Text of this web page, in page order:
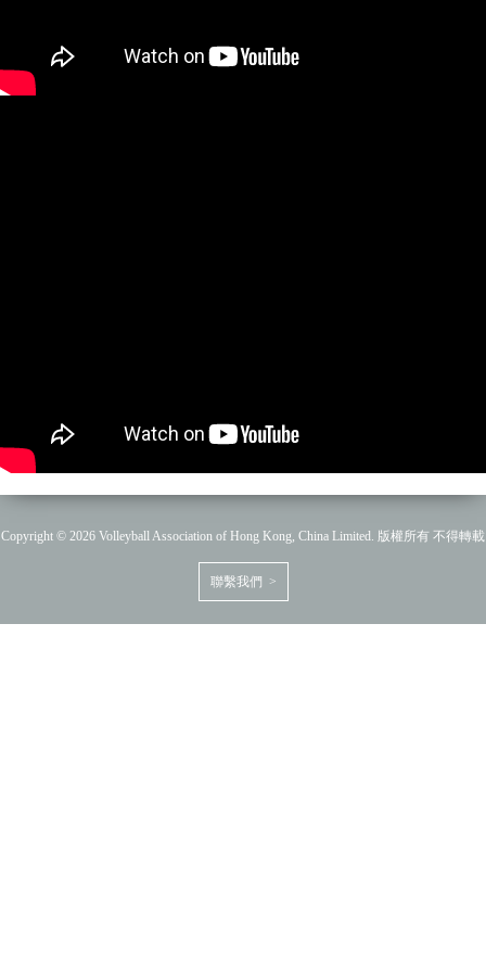
Copyright © 2026 Volleyball Association of Hong Kong, China Limited. 版權所有 不得轉載
聯繫我們 >